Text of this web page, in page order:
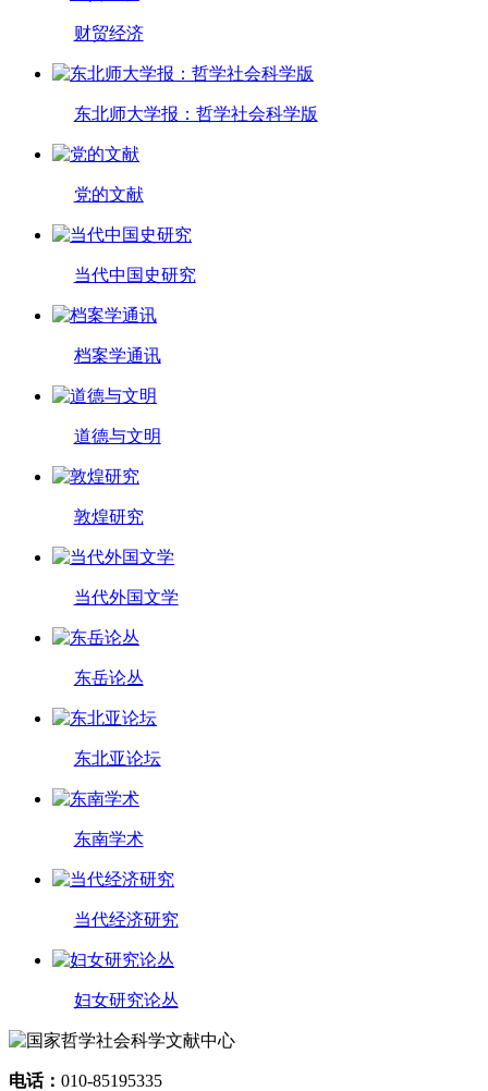
财贸经济
东北师大学报：哲学社会科学版
党的文献
当代中国史研究
档案学通讯
道德与文明
敦煌研究
当代外国文学
东岳论丛
东北亚论坛
东南学术
当代经济研究
妇女研究论丛
电话： 010-85195335